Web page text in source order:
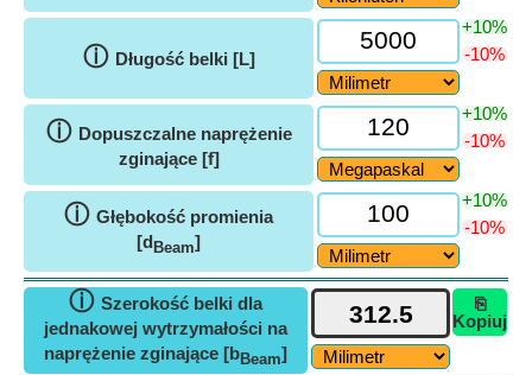
ⓘ Długość belki [L]
+10%
-10%
ⓘ Dopuszczalne naprężenie
zginające [f]
+10%
-10%
ⓘ Głębokość promienia
[d Beam]
+10%
-10%
ⓘ Szerokość belki dla
jednakowej wytrzymałości na
naprężenie zginające [bBeam]
⎘
Kopiuj